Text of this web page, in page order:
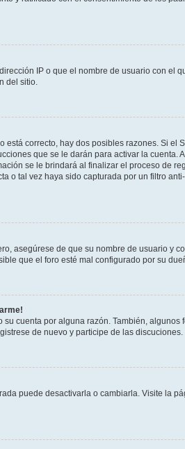
IP o que el nombre de usuario con
del sitio.
está correcto, hay dos posibles razones. Si
que se le darán para activar la
se le brindará al finalizar el proceso de
o tal vez haya sido capturada por un filtro
asegúrese de que su nombre de usuario y
que el foro esté mal configurado por su
cuenta por alguna razón. También,
de nuevo y participe de las discuciones.
puede desactivarla o cambiarla. Visite la